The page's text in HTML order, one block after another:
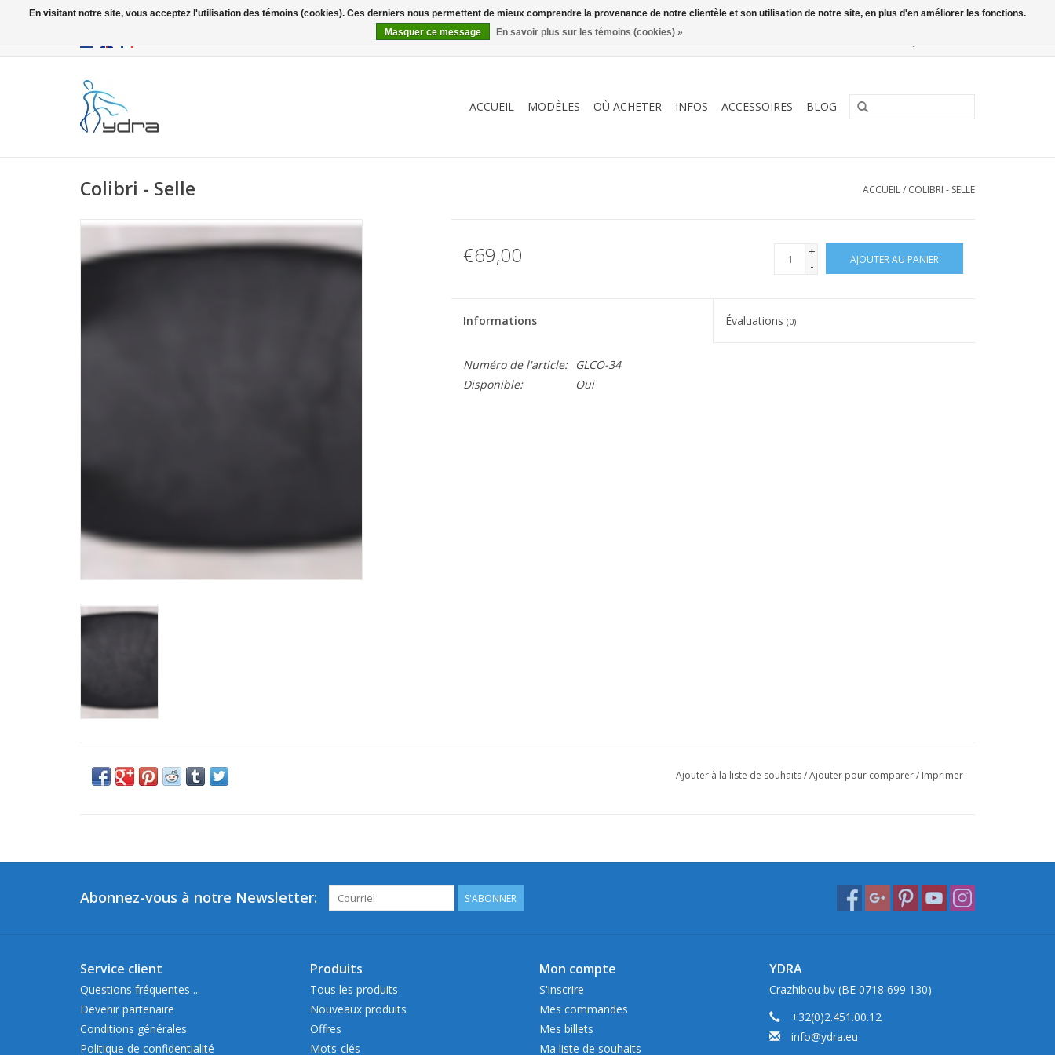
ACCUEIL MODÈLES OÙ ACHETER INFOS ACCESSOIRES BLOG
Colibri - Selle ACCUEIL/ COLIBRI - SELLE
€69,00
+
-
AJOUTER AU PANIER
Informations Évaluations(0)
Numéro de l'article:
GLCO-34
Disponible:
Oui
Ajouter à la liste de souhaits/Ajouter pour comparer/ Imprimer
Abonnez-vous à notre Newsletter: S'ABONNER
Service client
Questions fréquentes ...
Devenir partenaire
Conditions générales
Politique de confidentialité
Produits
Tous les produits
Nouveaux produits
Offres
Mots-clés
Mon compte
S'inscrire
Mes commandes
Mes billets
Ma liste de souhaits
YDRA
Crazhibou bv (BE 0718 699 130)
+32(0)2.451.00.12
info@ydra.eu
En visitant notre site, vous acceptez l'utilisation des témoins (cookies). Ces derniers nous permettent de mieux comprendre la provenance de notre clientèle et son utilisation de notre site, en plus d'en améliorer les fonctions.
Masquer ce message
En savoir plus sur les témoins (cookies) »